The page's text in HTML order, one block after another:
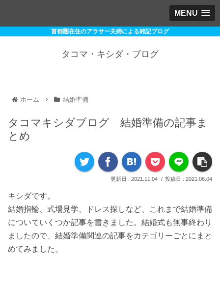
MENU
首都圏在住のアラサー夫婦による雑記ブログ
タコマ・キシダ・ブログ
ホーム 結婚準備
タコマキシダブログ 結婚準備の記事ま
とめ
2021.11.04 2021.06.04
キシダです。
結婚指輪、式場見学、ドレス探しなど、これまで結婚準備
についていくつか記事を書きました。結婚式も無事終わり
ましたので、結婚準備関連の記事をカテゴリーごとにまと
めてみました。